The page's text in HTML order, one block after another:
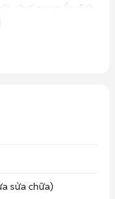
chơi game ổn định
Đãi
sửa chữa)